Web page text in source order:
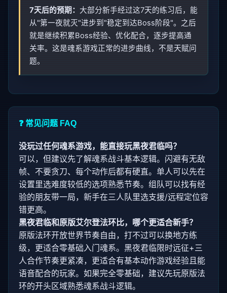
7天后的预期： 大部分新手经过这7天的练习后，能
从"第一夜就灭"进步到"稳定到达Boss阶段"。之后
就是继续积累Boss经验、优化配合，逐步提高通
关率。这是魂系游戏正常的进步曲线，不是天赋问
题。
❓ 常见问题 FAQ
没玩过任何魂系游戏，能直接玩黑夜君临吗？
可以，但建议先了解魂系战斗基本逻辑。闪避有无敌
帧、不要贪刀、每个动作后都有硬直。单人可以先在
设置里选难度较低的选项熟悉节奏。组队可以找有经
验的朋友带一局，新手在三人队里选支援/远程定位容
错更高。
黑夜君临和原版艾尔登法环比，哪个更适合新手？
原版法环开放世界节奏自由，打不过可以换地方练
级，更适合零基础入门魂系。黑夜君临限时远征+三
人合作节奏更紧凑，更适合有基本动作游戏经验且能
语音配合的玩家。如果完全零基础，建议先玩原版法
环的开头区域熟悉魂系战斗逻辑。